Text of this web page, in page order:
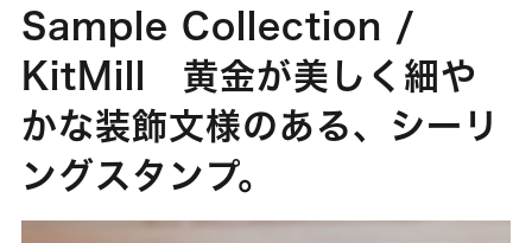
Sample Collection /
KitMill 黄金が美しく細や
かな装飾文様のある、シーリ
ングスタンプ。